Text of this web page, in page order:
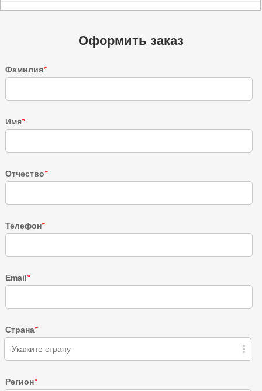
Оформить заказ
Фамилия*
Имя*
Отчество*
Телефон*
Email*
Страна*
Укажите страну
Регион*